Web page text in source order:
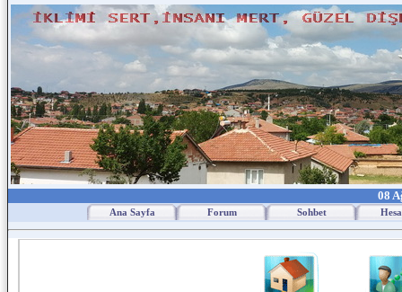
08
Ana Sayfa Forum Sohbet